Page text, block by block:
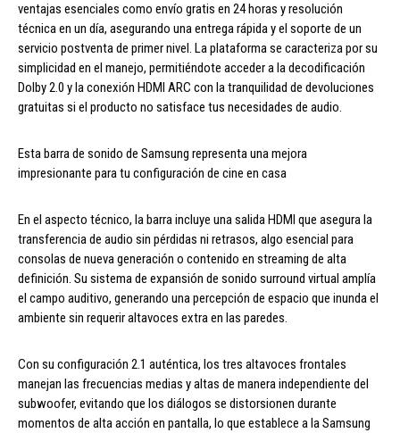
ventajas esenciales como envío gratis en 24 horas y resolución
técnica en un día, asegurando una entrega rápida y el soporte de un
servicio postventa de primer nivel. La plataforma se caracteriza por su
simplicidad en el manejo, permitiéndote acceder a la decodificación
Dolby 2.0 y la conexión HDMI ARC con la tranquilidad de devoluciones
gratuitas si el producto no satisface tus necesidades de audio.
Esta barra de sonido de Samsung representa una mejora
impresionante para tu configuración de cine en casa
En el aspecto técnico, la barra incluye una salida HDMI que asegura la
transferencia de audio sin pérdidas ni retrasos, algo esencial para
consolas de nueva generación o contenido en streaming de alta
definición. Su sistema de expansión de sonido surround virtual amplía
el campo auditivo, generando una percepción de espacio que inunda el
ambiente sin requerir altavoces extra en las paredes.
Con su configuración 2.1 auténtica, los tres altavoces frontales
manejan las frecuencias medias y altas de manera independiente del
subwoofer, evitando que los diálogos se distorsionen durante
momentos de alta acción en pantalla, lo que establece a la Samsung